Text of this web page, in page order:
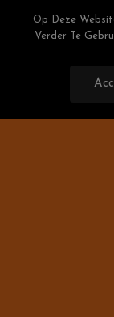
Weight
Gratis De
Op Deze
Verder Te